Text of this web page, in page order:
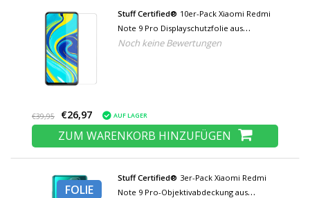
Stuff Certified® 10er-Pack Xiaomi Redmi
Note 9 Pro Displayschutzfolie aus
gehärtetem Glas Hartglas
Noch keine Bewertungen
€39,95 €26,97 AUF LAGER
ZUM WARENKORB HINZUFÜGEN
FOLIE
Stuff Certified® 3er-Pack Xiaomi Redmi
Note 9 Pro-Objektivabdeckung aus